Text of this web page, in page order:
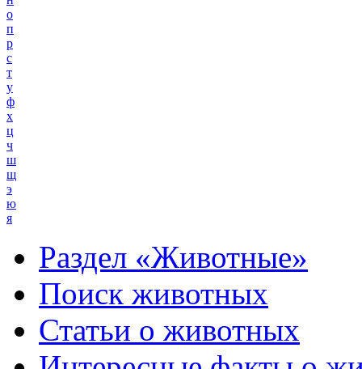
о
п
р
с
т
у
ф
х
ц
ч
ш
щ
э
ю
я
Раздел «Животные»
Поиск животных
Статьи о животных